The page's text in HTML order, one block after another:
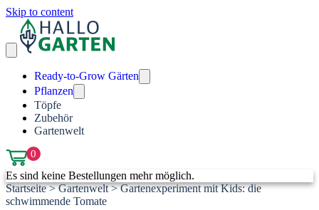
Skip to content
Ready-to-Grow Gärten
Pflanzen
Töpfe
Zubehör
Gartenwelt
0
Es sind keine Bestellungen mehr möglich.
Startseite > Gartenwelt > Gartenexperiment mit Kids: die
schwimmende Tomate